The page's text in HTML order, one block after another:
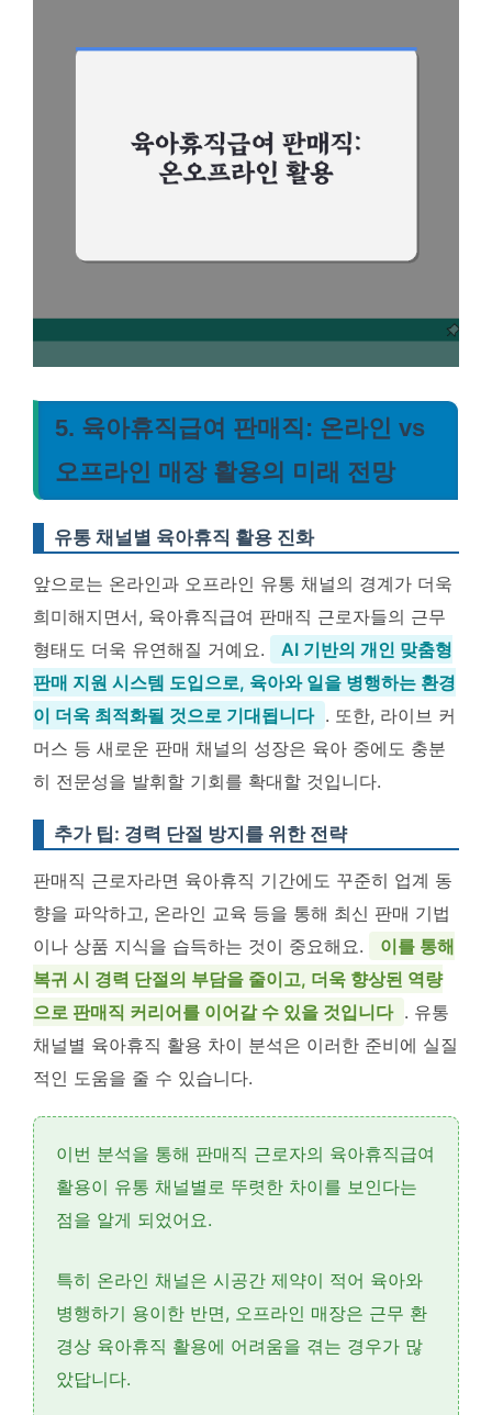
5. 육아휴직급여 판매직: 온라인 vs
오프라인 매장 활용의 미래 전망
유통 채널별 육아휴직 활용 진화
앞으로는 온라인과 오프라인 유통 채널의 경계가 더욱
희미해지면서, 육아휴직급여 판매직 근로자들의 근무
형태도 더욱 유연해질 거예요.
AI 기반의 개인 맞춤형
판매 지원 시스템 도입으로, 육아와 일을 병행하는 환경
이 더욱 최적화될 것으로 기대됩니다 . 또한, 라이브 커
머스 등 새로운 판매 채널의 성장은 육아 중에도 충분
히 전문성을 발휘할 기회를 확대할 것입니다.
추가 팁: 경력 단절 방지를 위한 전략
판매직 근로자라면 육아휴직 기간에도 꾸준히 업계 동
향을 파악하고, 온라인 교육 등을 통해 최신 판매 기법
이나 상품 지식을 습득하는 것이 중요해요.
이를 통해
복귀 시 경력 단절의 부담을 줄이고, 더욱 향상된 역량
으로 판매직 커리어를 이어갈 수 있을 것입니다 . 유통
채널별 육아휴직 활용 차이 분석은 이러한 준비에 실질
적인 도움을 줄 수 있습니다.
이번 분석을 통해 판매직 근로자의 육아휴직급여
활용이 유통 채널별로 뚜렷한 차이를 보인다는
점을 알게 되었어요.
특히 온라인 채널은 시공간 제약이 적어 육아와
병행하기 용이한 반면, 오프라인 매장은 근무 환
경상 육아휴직 활용에 어려움을 겪는 경우가 많
았답니다.